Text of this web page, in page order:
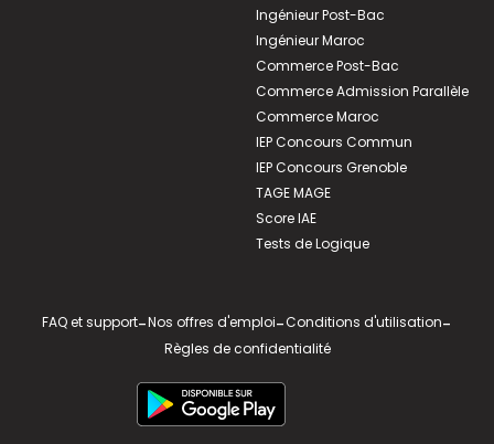
Ingénieur Post-Bac
Ingénieur Maroc
Commerce Post-Bac
Commerce Admission Parallèle
Commerce Maroc
IEP Concours Commun
IEP Concours Grenoble
TAGE MAGE
Score IAE
Tests de Logique
FAQ et support-Nos offres d'emploi-Conditions d'utilisation-
Règles de confidentialité